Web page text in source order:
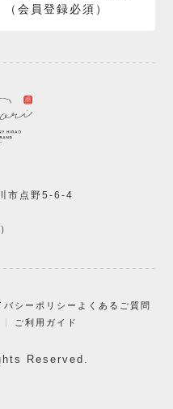
会員登録必須）
市点野5-6-4
バシーポリシー よくあるご質問
ご利用ガイド
Reserved.